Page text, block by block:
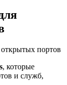
, которые
и служб,